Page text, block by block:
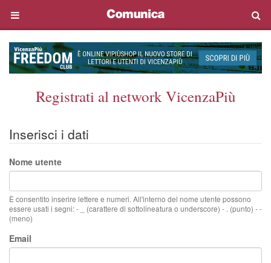
Registrati al network VicenzaPiù
Inserisci i dati
Nome utente
È consentito inserire lettere e numeri. All'interno del nome utente possono
essere usati i segni: - _ (carattere di sottolineatura o underscore) - . (punto) - -
(meno)
Email